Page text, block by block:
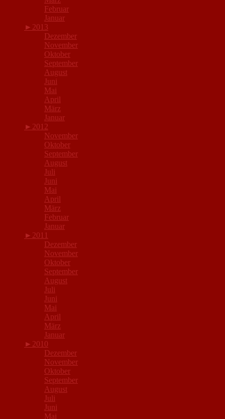
Februar
Januar
► 2013
Dezember
November
Oktober
September
August
Juni
Mai
April
März
Januar
► 2012
November
Oktober
September
August
Juli
Juni
Mai
April
März
Februar
Januar
► 2011
Dezember
November
Oktober
September
August
Juli
Juni
Mai
April
März
Januar
► 2010
Dezember
November
Oktober
September
August
Juli
Juni
Mai